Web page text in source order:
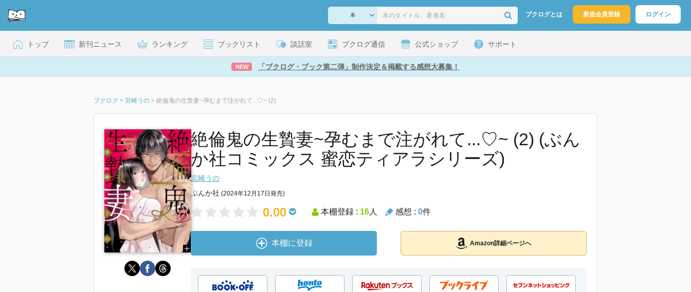
ブクログとは 新規会員登録 ログイン
トップ 新刊ニュース ランキング ブックリスト 談話室 ブクログ通信 公式ショップ サポート
NEW 「ブクログ・ブック第二弾」制作決定＆掲載する感想大募集！
ブクログ > 宮崎うの > 絶倫鬼の生贄妻~孕むまで注がれて...♡~ (2)
絶倫鬼の生贄妻~孕むまで注がれて...♡~ (2) (ぶん
か社コミックス 蜜恋ティアラシリーズ)
宮崎うの
ぶんか社 (2024年12月17日発売)
0.00 本棚登録 : 16人 感想 : 0件
本棚に登録 Amazon詳細ページへ